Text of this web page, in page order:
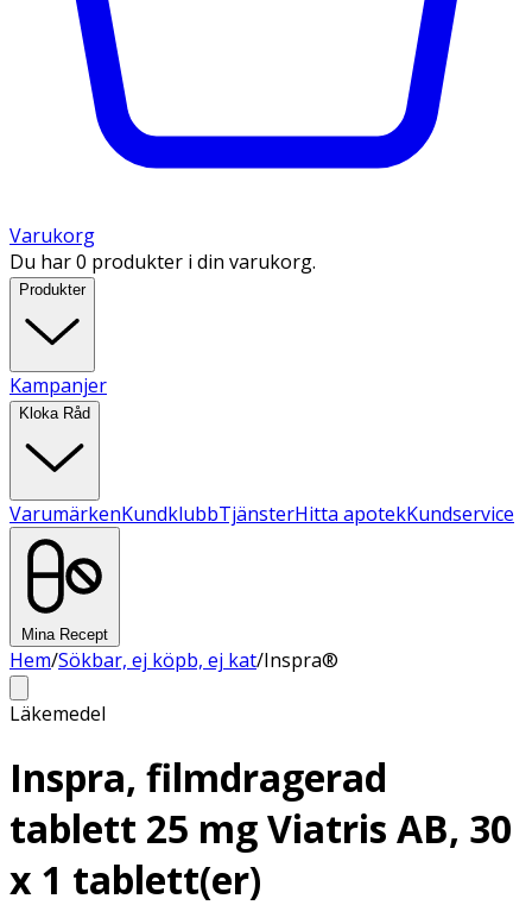
Varukorg
Du har 0 produkter i din varukorg.
Produkter
Kampanjer
Kloka Råd
VarumärkenKundklubbTjänsterHitta apotekKundservice
Mina Recept
Hem/Sökbar, ej köpb, ej kat/Inspra®
Läkemedel
Inspra, filmdragerad
tablett 25 mg Viatris AB, 30
x 1 tablett(er)